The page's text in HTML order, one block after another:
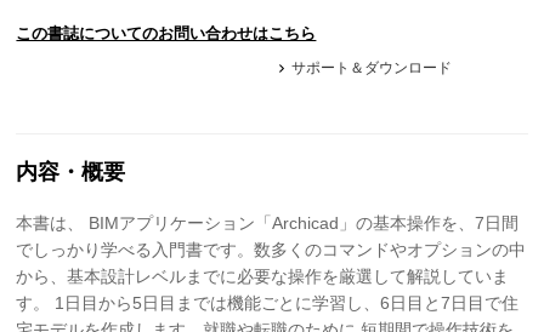
この書誌についてのお問い合わせはこちら
サポート＆ダウンロード
内容・概要
本書は、 BIMアプリケーション「Archicad」の基本操作を、7日間
でしっかり学べる入門書です。数多くのコマンドやオプションの中
から、基本設計レベルまでに必要な操作を厳選して解説していま
す。 1日目から5日目までは機能ごとに学習し、6日目と7日目で住